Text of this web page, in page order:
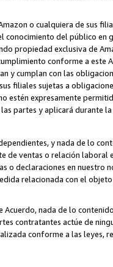
o cualquiera de sus
conocimiento del público
propiedad exclusiva de
conforme a
y cumplan con las
filiales sujetas a
estén expresamente
partes y aplicará durante
y nada de lo
de ventas o relación
o declaraciones en nuestro
relacionada con el
Acuerdo, nada de lo
contratantes actúe de
conforme a las leyes,